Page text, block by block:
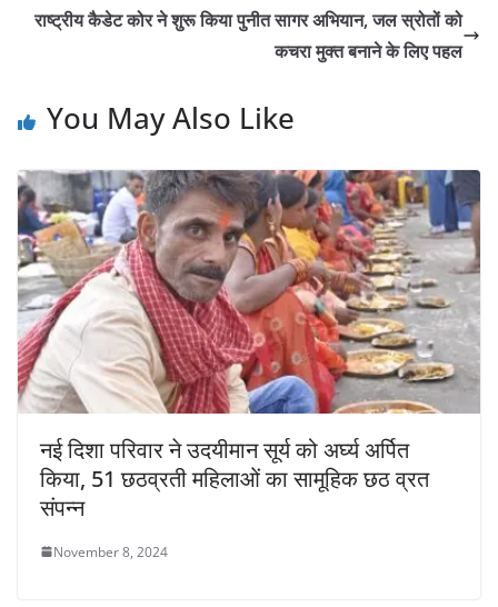
राष्ट्रीय कैडेट कोर ने शुरू किया पुनीत सागर अभियान, जल स्रोतों को
कचरा मुक्त बनाने के लिए पहल
You May Also Like
नई दिशा परिवार ने उदयीमान सूर्य को अर्घ्य अर्पित
किया, 51 छठव्रती महिलाओं का सामूहिक छठ व्रत
संपन्न
November 8, 2024